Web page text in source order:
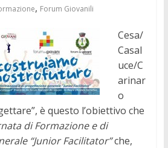
, Forum Giovanili
Cesa/
Casal
uce/C
arinar
o
è questo l’obiettivo che
di Formazione e di
“Junior Facilitator”che,